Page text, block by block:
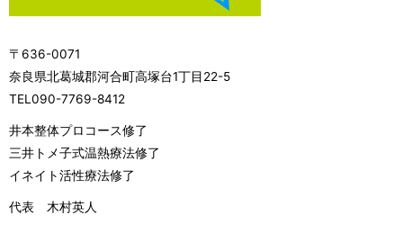
〒636-0071
奈良県北葛城郡河合町高塚台1丁目22-5
TEL090-7769-8412
井本整体プロコース修了
三井トメ子式温熱療法修了
イネイト活性療法修了
代表 木村英人